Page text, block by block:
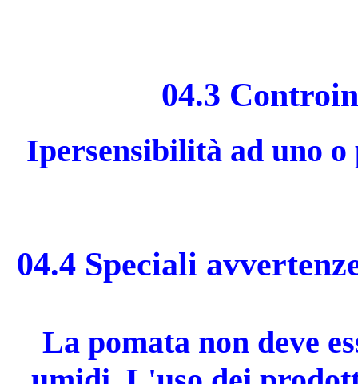
04.3
Ipersensibilità ad uno
04.4 Speciali
La pomata non deve